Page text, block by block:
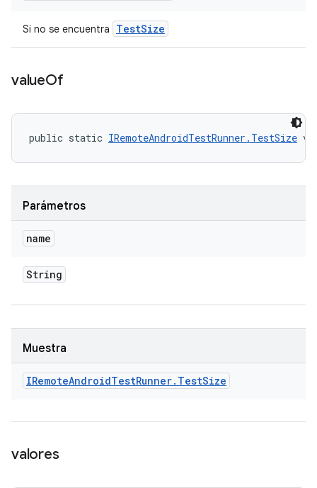
Si no se encuentra TestSize
valueOf
public static IRemoteAndroidTestRunner.TestSize
Parámetros
name
String
Muestra
IRemoteAndroidTestRunner. TestSize
valores